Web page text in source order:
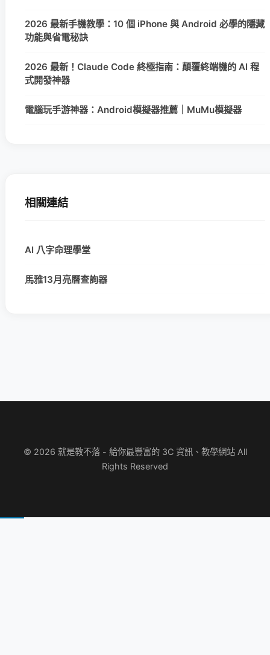
2026 最新手機教學：10 個 iPhone 與 Android 必學的隱藏
功能與省電秘訣
2026 最新！Claude Code 終極指南：顛覆終端機的 AI 程
式開發神器
電腦玩手游神器：Android模擬器推薦｜MuMu模擬器
相關連結
AI 八字命理學堂
馬雅13月亮曆查詢器
© 2026 就是教不落 - 給你最豐富的 3C 資訊、教學網站 All
Rights Reserved